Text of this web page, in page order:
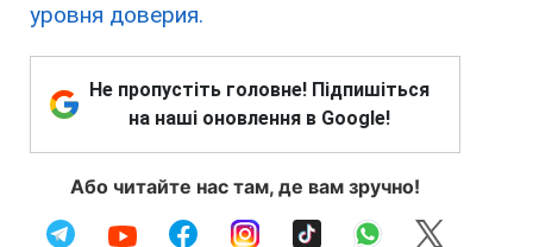
уровня доверия.
Не пропустіть головне! Підпишіться
на наші оновлення в Google!
Або читайте нас там, де вам зручно!